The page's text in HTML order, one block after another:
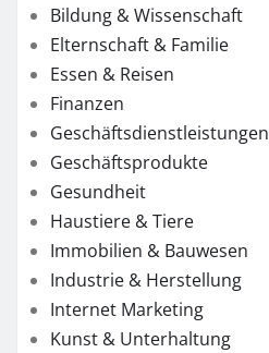
Bildung & Wissenschaft
Elternschaft & Familie
Essen & Reisen
Finanzen
Geschäftsdienstleistungen
Geschäftsprodukte
Gesundheit
Haustiere & Tiere
Immobilien & Bauwesen
Industrie & Herstellung
Internet Marketing
Kunst & Unterhaltung